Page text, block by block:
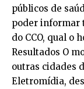
públicos de
poder informar
do CCO, qual o
Resultados O
outras cidades
Eletromídia,